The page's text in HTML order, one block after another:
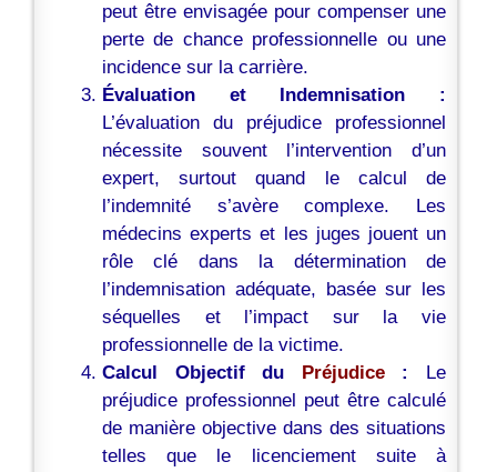
peut être envisagée pour compenser une
perte de chance professionnelle ou une
incidence sur la carrière.
Évaluation et Indemnisation :
L’évaluation du préjudice professionnel
nécessite souvent l’intervention d’un
expert, surtout quand le calcul de
l’indemnité s’avère complexe. Les
médecins experts et les juges jouent un
rôle clé dans la détermination de
l’indemnisation adéquate, basée sur les
séquelles et l’impact sur la vie
professionnelle de la victime.
Calcul Objectif du Préjudice:
Le
préjudice professionnel peut être calculé
de manière objective dans des situations
telles que le licenciement suite à